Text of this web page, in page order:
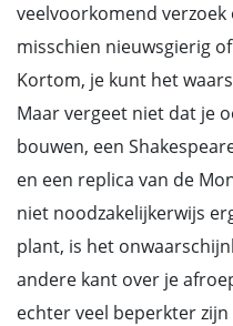
veelvoorkomend
misschien nieuwsgierig
Kortom, je kunt het
Maar vergeet niet dat je
bouwen, een
en een replica van de
niet noodzakelijkerwijs
plant, is het
andere kant over je
echter veel beperkter